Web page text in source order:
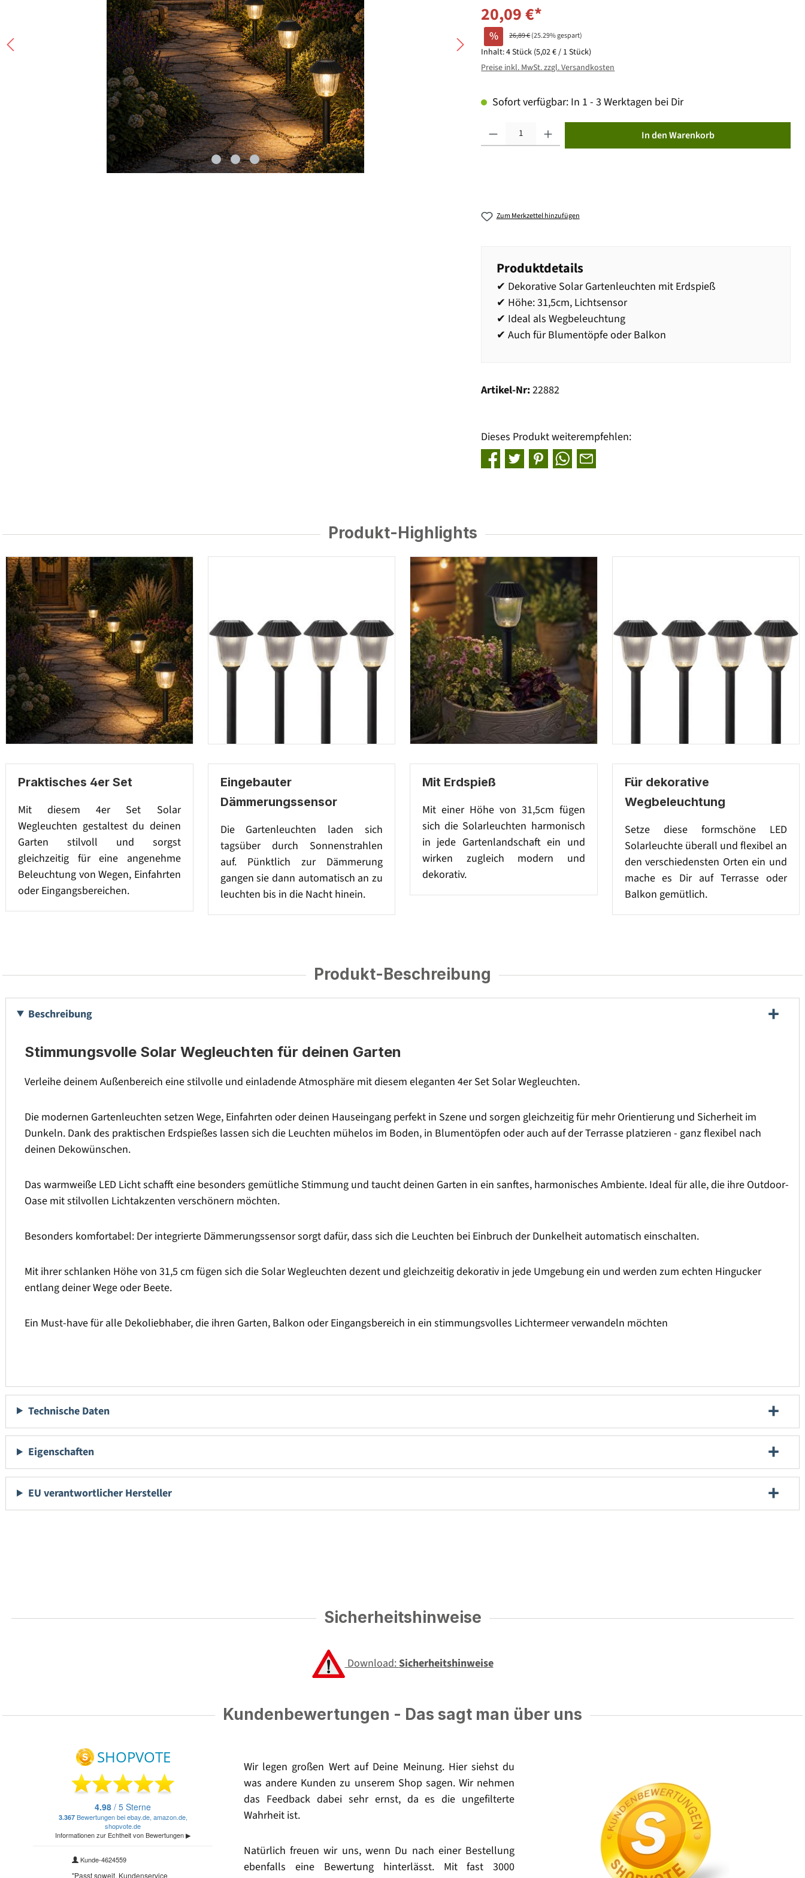
20,09 €*
% 26,89 €(25.29% gespart)
Inhalt:4 Stück (5,02 € / 1 Stück)
Preise inkl. MwSt. zzgl. Versandkosten
Sofort verfügbar: In 1 - 3 Werktagen bei Dir
In den Warenkorb
Zum Merkzettel hinzufügen
Produktdetails
✔ Dekorative Solar Gartenleuchten mit Erdspieß
✔ Höhe: 31,5cm, Lichtsensor
✔ Ideal als Wegbeleuchtung
✔ Auch für Blumentöpfe oder Balkon
Artikel-Nr:22882
Dieses Produkt weiterempfehlen:
Produkt-Highlights
Praktisches 4er Set
Mit diesem 4er Set Solar
Wegleuchten gestaltest du deinen
Garten stilvoll und sorgst
gleichzeitig für eine angenehme
Beleuchtung von Wegen, Einfahrten
oder Eingangsbereichen.
Eingebauter
Dämmerungssensor
Die Gartenleuchten laden sich
tagsüber durch Sonnenstrahlen
auf. Pünktlich zur Dämmerung
gangen sie dann automatisch an zu
leuchten bis in die Nacht hinein.
Mit Erdspieß
Mit einer Höhe von 31,5cm fügen
sich die Solarleuchten harmonisch
in jede Gartenlandschaft ein und
wirken zugleich modern und
dekorativ.
Für dekorative
Wegbeleuchtung
Setze diese formschöne LED
Solarleuchte überall und flexibel an
den verschiedensten Orten ein und
mache es Dir auf Terrasse oder
Balkon gemütlich.
Produkt-Beschreibung
Beschreibung
Stimmungsvolle Solar Wegleuchten für deinen Garten
Verleihe deinem Außenbereich eine stilvolle und einladende Atmosphäre mit diesem eleganten 4er Set Solar Wegleuchten.
Die modernen Gartenleuchten setzen Wege, Einfahrten oder deinen Hauseingang perfekt in Szene und sorgen gleichzeitig für mehr Orientierung und Sicherheit im
Dunkeln. Dank des praktischen Erdspießes lassen sich die Leuchten mühelos im Boden, in Blumentöpfen oder auch auf der Terrasse platzieren - ganz flexibel nach
deinen Dekowünschen.
Das warmweiße LED Licht schafft eine besonders gemütliche Stimmung und taucht deinen Garten in ein sanftes, harmonisches Ambiente. Ideal für alle, die ihre Outdoor-
Oase mit stilvollen Lichtakzenten verschönern möchten.
Besonders komfortabel: Der integrierte Dämmerungssensor sorgt dafür, dass sich die Leuchten bei Einbruch der Dunkelheit automatisch einschalten.
Mit ihrer schlanken Höhe von 31,5 cm fügen sich die Solar Wegleuchten dezent und gleichzeitig dekorativ in jede Umgebung ein und werden zum echten Hingucker
entlang deiner Wege oder Beete.
Ein Must-have für alle Dekoliebhaber, die ihren Garten, Balkon oder Eingangsbereich in ein stimmungsvolles Lichtermeer verwandeln möchten
Technische Daten
Eigenschaften
EU verantwortlicher Hersteller
Sicherheitshinweise
Download:Sicherheitshinweise
Kundenbewertungen - Das sagt man über uns
Wir legen großen Wert auf Deine Meinung. Hier siehst du
was andere Kunden zu unserem Shop sagen. Wir nehmen
das Feedback dabei sehr ernst, da es die ungefilterte
Wahrheit ist.
Natürlich freuen wir uns, wenn Du nach einer Bestellung
ebenfalls eine Bewertung hinterlässt. Mit fast 3000